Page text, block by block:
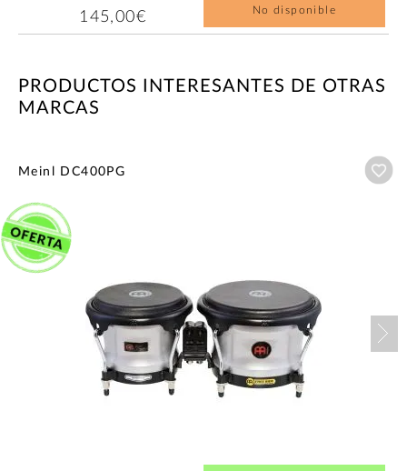
145,00€ No disponible
PRODUCTOS INTERESANTES DE OTRAS
MARCAS
Meinl DC400PG